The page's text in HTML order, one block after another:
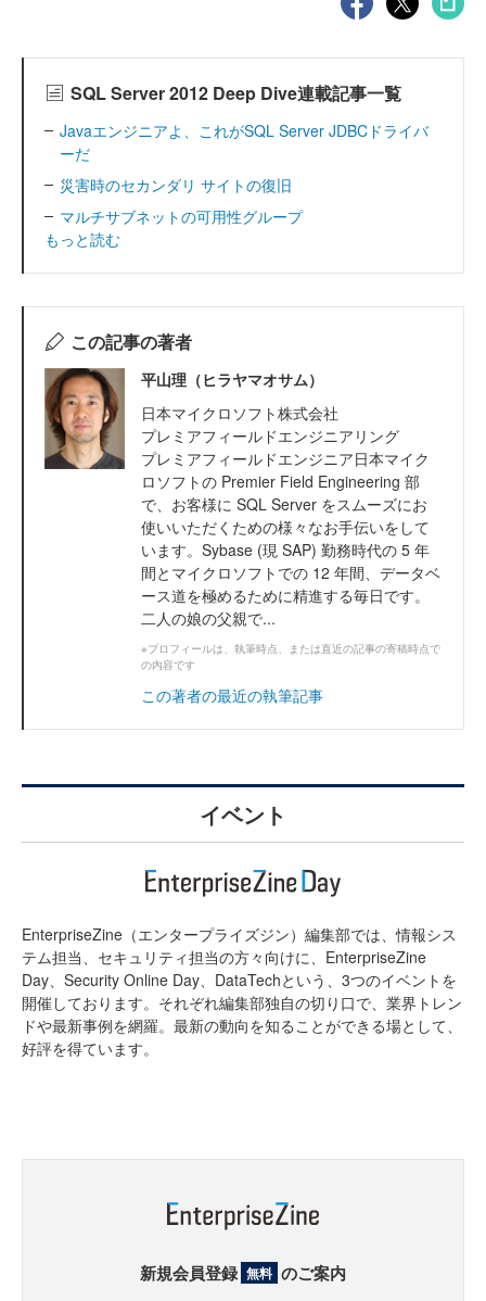
SQL Server 2012 Deep Dive連載記事一覧
Javaエンジニアよ、これがSQL Server JDBCドライバ
ーだ
災害時のセカンダリ サイトの復旧
マルチサブネットの可用性グループ
もっと読む
この記事の著者
平山理（ヒラヤマオサム）
日本マイクロソフト株式会社
プレミアフィールドエンジニアリング
プレミアフィールドエンジニア日本マイク
ロソフトの Premier Field Engineering 部
で、お客様に SQL Server をスムーズにお
使いいただくための様々なお手伝いをして
います。Sybase (現 SAP) 勤務時代の 5 年
間とマイクロソフトでの 12 年間、データベ
ース道を極めるために精進する毎日です。
二人の娘の父親で...
※プロフィールは、執筆時点、または直近の記事の寄稿時点で
の内容です
この著者の最近の執筆記事
イベント
EnterpriseZine（エンタープライズジン）編集部では、情報シス
テム担当、セキュリティ担当の方々向けに、EnterpriseZine
Day、Security Online Day、DataTechという、3つのイベントを
開催しております。それぞれ編集部独自の切り口で、業界トレン
ドや最新事例を網羅。最新の動向を知ることができる場として、
好評を得ています。
新規会員登録 無料 のご案内